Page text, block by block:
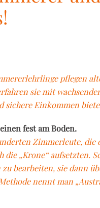
pflegen
sie mit
sichere Einkommen
fest am Boden.
Zimmerleute,
die „Krone“ aufsetzten.
bearbeiten, sie dann
nennt man